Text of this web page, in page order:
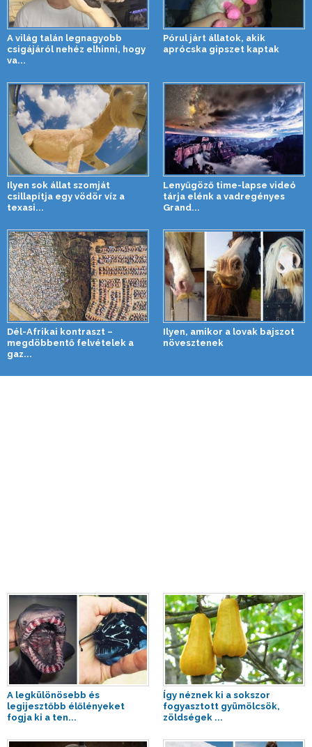
A világ talán legnagyobb
csigájáról nehéz elhinni, hogy
va...
Pórul járt állatok, akik
aprócska gipszet kaptak
Ilyen sok állat szomját
csillapítja egy vödör víz a
texasi...
Lenyűgöző time-lapse videó
tárja elénk a vadregényes
Grand...
Dél-Afrikai kontraszt –
megdöbbentő felvételek a
gaz...
Ilyen, amikor a lovak bajszot
növesztenek
A legkülönösebb és
legijesztőbb élőlényeket
fogja ki a ten...
Így néznek ki a sokszor
fogyasztott gyümölcsök,
zöldségek ...